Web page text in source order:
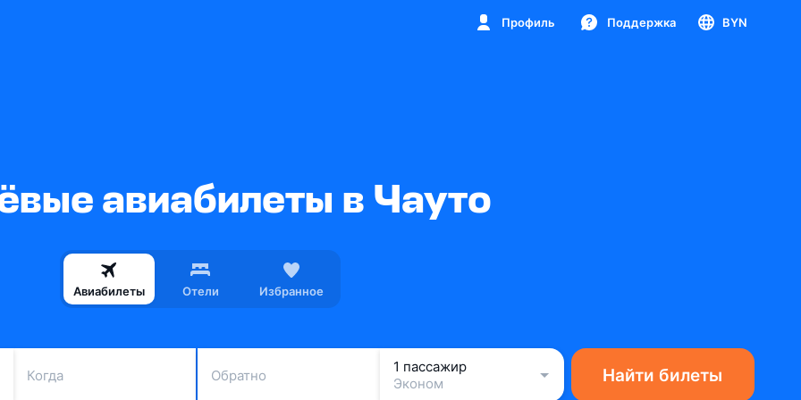
Профиль Поддержка BYN
авиабилеты в Чауто
Авиабилеты Отели Избранное
Когда Обратно
1 пассажир
Эконом
Найти билеты